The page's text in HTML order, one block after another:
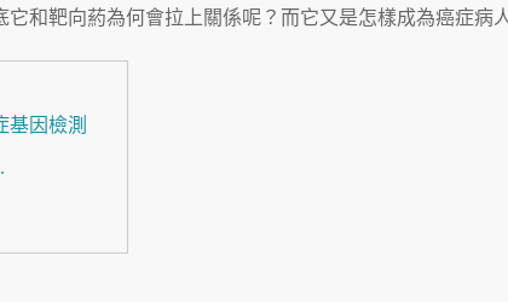
它和靶向葯為何會拉上關係呢？而它又是怎樣成為癌症病
基因檢測